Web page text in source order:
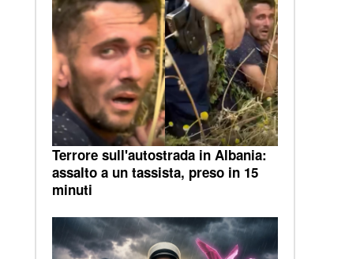
Terrore sull'autostrada in Albania:
assalto a un tassista, preso in 15
minuti